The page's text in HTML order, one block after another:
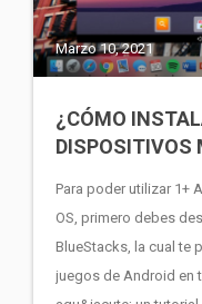
Marzo 10, 2021
¿CÓMO
DISPOSITIVOS
Para poder utilizar 1+
OS, primero debes
BlueStacks, la cual te
juegos de Android en